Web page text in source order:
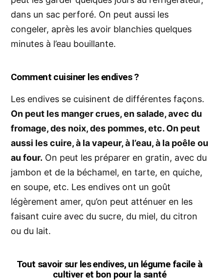
dans un sac perforé. On peut aussi les
congeler, après les avoir blanchies quelques
minutes à l’eau bouillante.
Comment cuisiner les endives ?
Les endives se cuisinent de différentes façons.
On peut les manger crues, en salade, avec du
fromage, des noix, des pommes, etc. On peut
aussi les cuire, à la vapeur, à l’eau, à la poêle ou
au four. On peut les préparer en gratin, avec du
jambon et de la béchamel, en tarte, en quiche,
en soupe, etc. Les endives ont un goût
légèrement amer, qu’on peut atténuer en les
faisant cuire avec du sucre, du miel, du citron
ou du lait.
Tout savoir sur les endives, un légume facile à
cultiver et bon pour la santé